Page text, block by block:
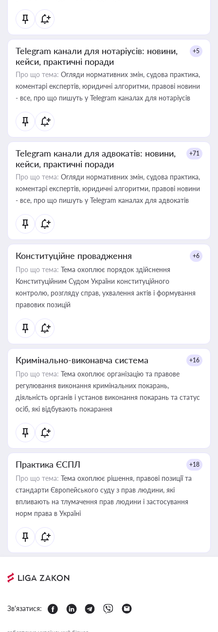
Telegram канали для нотаріусів: новини,
кейси, практичні поради
+5
Про що тема: Огляди нормативних змін, судова практика,
коментарі експертів, юридичні алгоритми, правові новини
- все, про що пишуть у Telegram каналах для нотаріусів
Telegram канали для адвокатів: новини,
кейси, практичні поради
+71
Про що тема: Огляди нормативних змін, судова практика,
коментарі експертів, юридичні алгоритми, правові новини
- все, про що пишуть у Telegram каналах для адвокатів
Конституційне провадження +6
Про що тема: Тема охоплює порядок здійснення
Конституційним Судом України конституційного
контролю, розгляду справ, ухвалення актів і формування
правових позицій
Кримінально-виконавча система +16
Про що тема: Тема охоплює організацію та правове
регулювання виконання кримінальних покарань,
діяльність органів і установ виконання покарань та статус
осіб, які відбувають покарання
Практика ЄСПЛ +18
Про що тема: Тема охоплює рішення, правові позиції та
стандарти Європейського суду з прав людини, які
впливають на тлумачення прав людини і застосування
норм права в Україні
Зв'язатися: